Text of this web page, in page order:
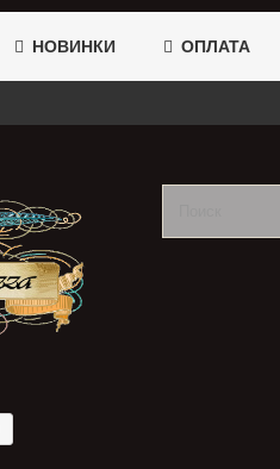
НОВИНКИ ОПЛАТА